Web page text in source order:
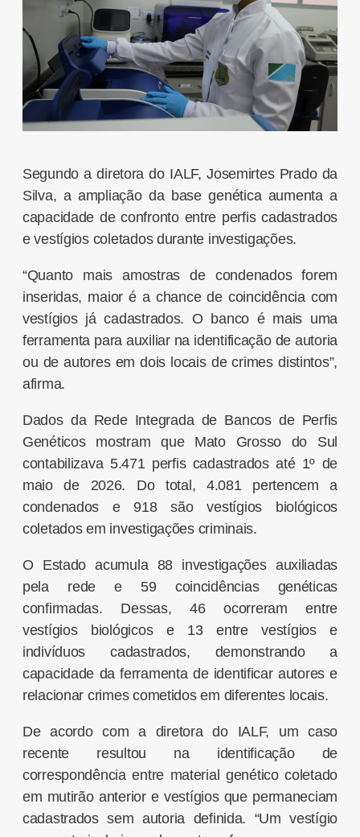
Segundo a diretora do IALF, Josemirtes Prado da
Silva, a ampliação da base genética aumenta a
capacidade de confronto entre perfis cadastrados
e vestígios coletados durante investigações.
“Quanto mais amostras de condenados forem
inseridas, maior é a chance de coincidência com
vestígios já cadastrados. O banco é mais uma
ferramenta para auxiliar na identificação de autoria
ou de autores em dois locais de crimes distintos”,
afirma.
Dados da Rede Integrada de Bancos de Perfis
Genéticos mostram que Mato Grosso do Sul
contabilizava 5.471 perfis cadastrados até 1º de
maio de 2026. Do total, 4.081 pertencem a
condenados e 918 são vestígios biológicos
coletados em investigações criminais.
O Estado acumula 88 investigações auxiliadas
pela rede e 59 coincidências genéticas
confirmadas. Dessas, 46 ocorreram entre
vestígios biológicos e 13 entre vestígios e
indivíduos cadastrados, demonstrando a
capacidade da ferramenta de identificar autores e
relacionar crimes cometidos em diferentes locais.
De acordo com a diretora do IALF, um caso
recente resultou na identificação de
correspondência entre material genético coletado
em mutirão anterior e vestígios que permaneciam
cadastrados sem autoria definida. “Um vestígio